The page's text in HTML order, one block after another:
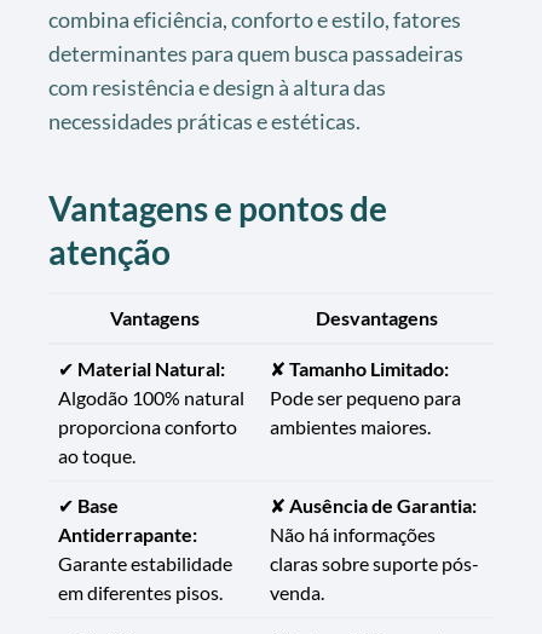
combina eficiência, conforto e estilo, fatores
determinantes para quem busca passadeiras
com resistência e design à altura das
necessidades práticas e estéticas.
Vantagens e pontos de
atenção
Vantagens Desvantagens
✔ Material Natural:
Algodão 100% natural
proporciona conforto
ao toque.
✘ Tamanho Limitado:
Pode ser pequeno para
ambientes maiores.
✔ Base
Antiderrapante:
Garante estabilidade
em diferentes pisos.
✘ Ausência de Garantia:
Não há informações
claras sobre suporte pós-
venda.